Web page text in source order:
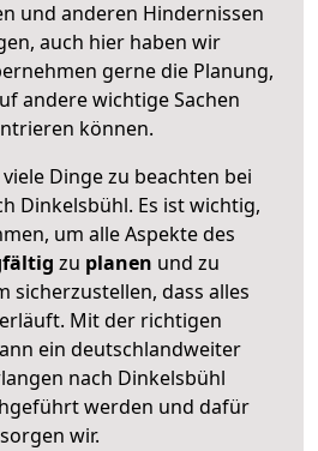
und anderen Hindernissen
auch hier haben wir
gerne die Planung,
andere wichtige Sachen
können.
Dinge zu beachten bei
Dinkelsbühl. Es ist wichtig,
um alle Aspekte des
zu planen und zu
sicherzustellen, dass alles
Mit der richtigen
ein deutschlandweiter
nach Dinkelsbühl
werden und dafür
sorgen wir.